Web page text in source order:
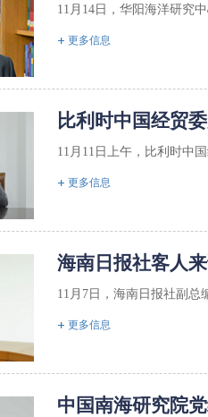
11月14日，华阳海洋研究
更多信息
比利时中国经贸
11月11日上午，比利时中
更多信息
海南日报社客人
11月7日，海南日报社副
更多信息
中国南海研究院